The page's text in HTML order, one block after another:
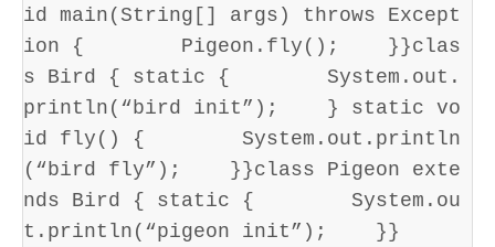
id main(String[] args) throws Except
ion {        Pigeon.fly();    }}clas
s Bird { static {        System.out.
println(“bird init”);    } static vo
id fly() {        System.out.println
(“bird fly”);    }}class Pigeon exte
nds Bird { static {        System.ou
t.println(“pigeon init”);    }}